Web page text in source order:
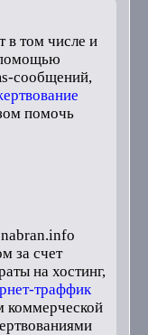
в том числе и
сообщений,
помочь
за счет
на хостинг,
траффик
коммерческой